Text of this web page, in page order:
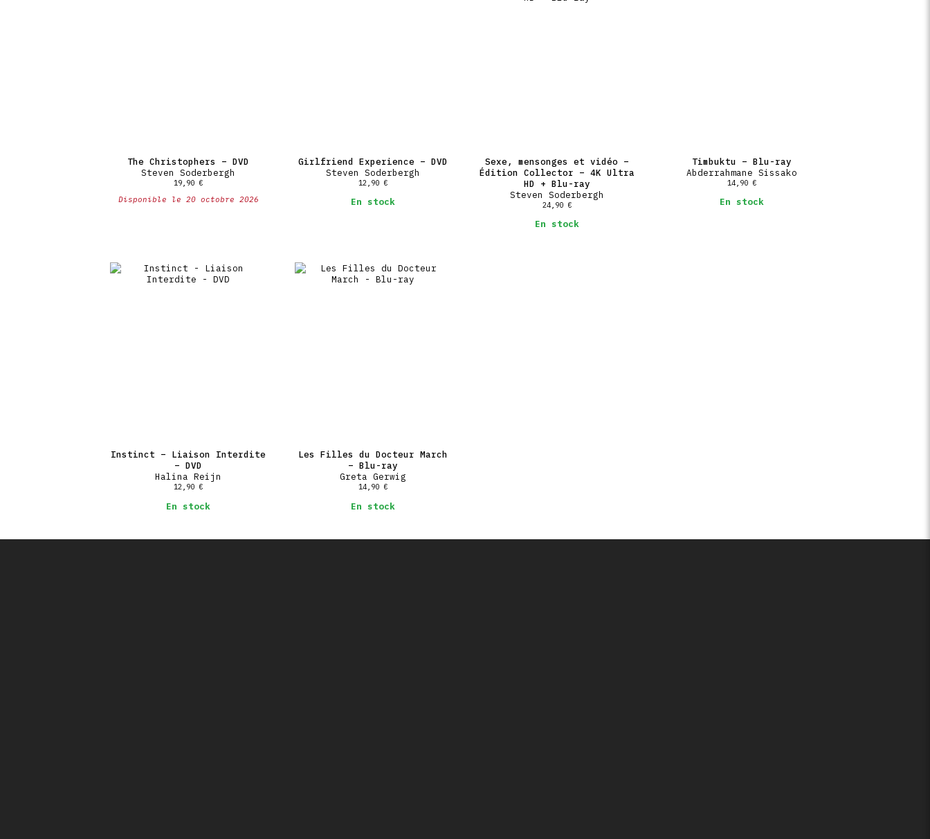
The Christophers – DVD
Steven Soderbergh
19,90 €
Disponible le 20 octobre 2026
Girlfriend Experience – DVD
Steven Soderbergh
12,90 €
En stock
Sexe, mensonges et vidéo –
Édition Collector – 4K Ultra
HD + Blu-ray
Steven Soderbergh
24,90 €
En stock
Timbuktu – Blu-ray
Abderrahmane Sissako
14,90 €
En stock
Instinct – Liaison Interdite
– DVD
Halina Reijn
12,90 €
En stock
Les Filles du Docteur March
– Blu-ray
Greta Gerwig
14,90 €
En stock